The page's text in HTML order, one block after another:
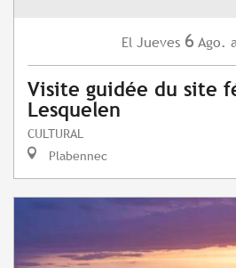
El Jueves 6 Ago.
Visite guidée du site
Lesquelen
CULTURAL
Plabennec